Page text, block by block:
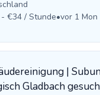
€34 / Stunde•vor 1 Mon
|
Gladbach